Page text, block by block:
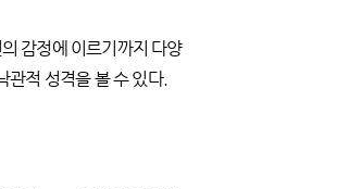
감정에 이르기까지 다양
관적 성격을 볼 수 있다.